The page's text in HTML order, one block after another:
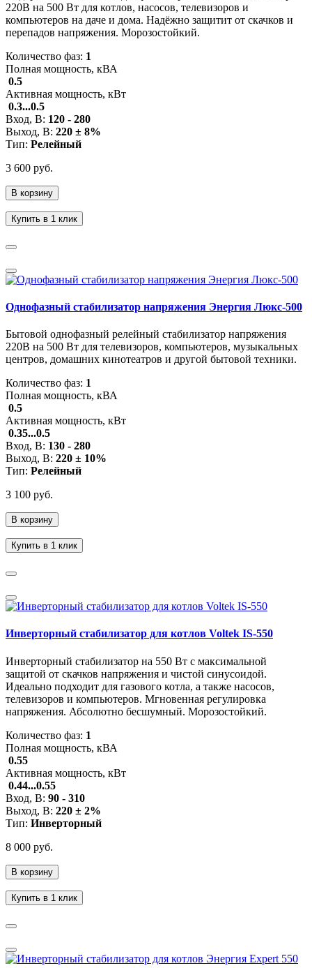
220В на 500 Вт для котлов, насосов, телевизоров и
компьютеров на даче и дома. Надёжно защитит от скачков и
перепадов напряжения. Морозостойкий.
Количество фаз: 1
Полная мощность, кВА
0.5
Активная мощность, кВт
0.3...0.5
Вход, В: 120 - 280
Выход, В: 220 ± 8%
Тип: Релейный
3 600 руб.
В корзину
Купить в 1 клик
Однофазный стабилизатор напряжения Энергия Люкс-500
Бытовой однофазный релейный стабилизатор напряжения
220В на 500 Вт для телевизоров, компьютеров, музыкальных
центров, домашних кинотеатров и другой бытовой техники.
Количество фаз: 1
Полная мощность, кВА
0.5
Активная мощность, кВт
0.35...0.5
Вход, В: 130 - 280
Выход, В: 220 ± 10%
Тип: Релейный
3 100 руб.
В корзину
Купить в 1 клик
Инверторный стабилизатор для котлов Voltek IS-550
Инверторный стабилизатор на 550 Вт с максимальной
защитой от скачков напряжения и чистой синусоидой.
Идеально подходит для газового котла, а также насосов,
телевизоров и компьютеров. Мгновенная регулировка
напряжения. Абсолютно бесшумный. Морозостойкий.
Количество фаз: 1
Полная мощность, кВА
0.55
Активная мощность, кВт
0.44...0.55
Вход, В: 90 - 310
Выход, В: 220 ± 2%
Тип: Инверторный
8 000 руб.
В корзину
Купить в 1 клик